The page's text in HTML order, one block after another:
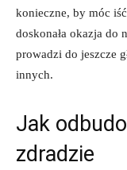
konieczne, by móc
doskonała okazja do
prowadzi do jeszcze
innych.
Jak
zdradzie